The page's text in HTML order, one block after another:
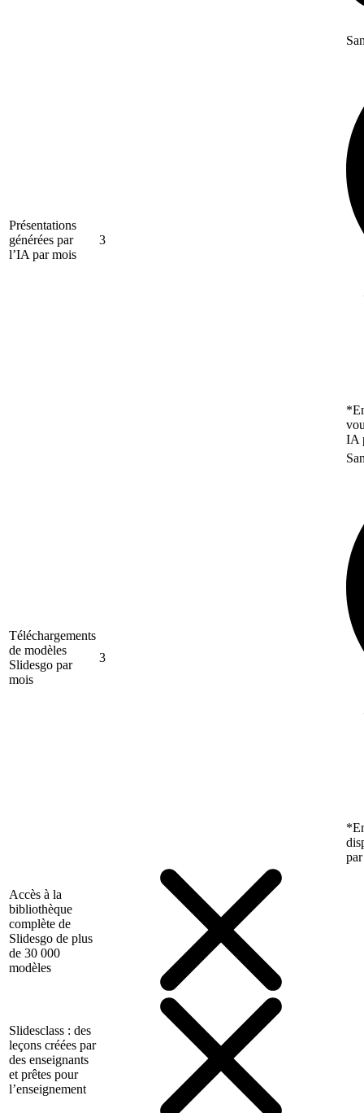
Présentations
générées par
l’IA par mois
3
IA
Téléchargements
de modèles
Slidesgo par
mois
3
Accès à la
bibliothèque
complète de
Slidesgo de plus
de 30 000
modèles
Slidesclass : des
leçons créées par
des enseignants
et prêtes pour
l’enseignement